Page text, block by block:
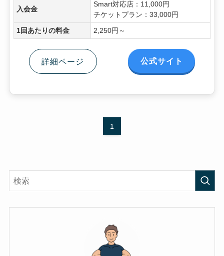
入会金
Smart対応店：11,000円
チケットプラン：33,000円
1回あたりの料金 2,250円～
詳細ページ 公式サイト
1